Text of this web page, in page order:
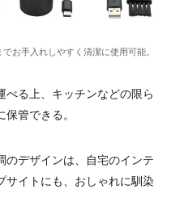
お手入れしやすく清潔に使用可能。
べる上、キッチンなどの限ら
管できる。
のデザインは、自宅のインテ
サイトにも、おしゃれに馴染